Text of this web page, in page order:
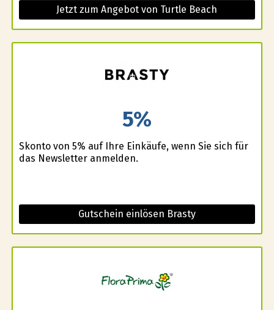
Jetzt zum Angebot von Turtle Beach
5%
Skonto von 5% auf Ihre Einkäufe, wenn Sie sich für
das Newsletter anmelden.
Gutschein einlösen Brasty